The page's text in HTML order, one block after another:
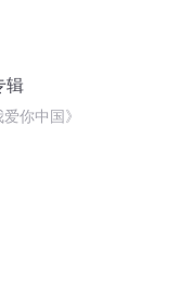
辑
爱你中国》